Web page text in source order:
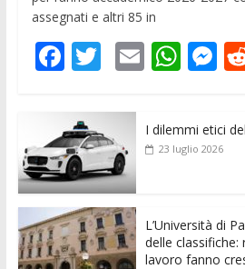
assegnati e altri 85 in
F
ac
e
b
o
o
k
T
w
itt
er
E
m
l
W
h
s
p
M
e
e
er
I dilemmi etici
23 luglio 2026
L’Università di
delle classifiche:
lavoro fanno